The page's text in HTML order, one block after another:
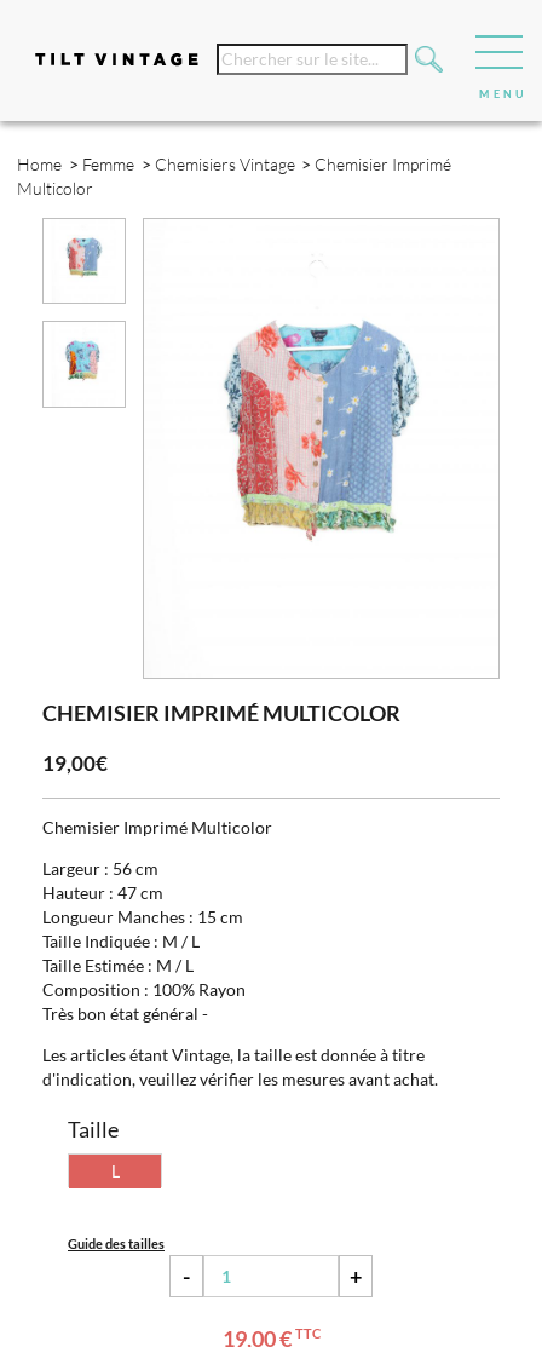
Home > Femme > Chemisiers Vintage > Chemisier Imprimé
Multicolor
CHEMISIER IMPRIMÉ MULTICOLOR
19,00€
Chemisier Imprimé Multicolor
Largeur : 56 cm
Hauteur : 47 cm
Longueur Manches : 15 cm
Taille Indiquée : M / L
Taille Estimée : M / L
Composition : 100% Rayon
Très bon état général -
Les articles étant Vintage, la taille est donnée à titre
d'indication, veuillez vérifier les mesures avant achat.
Taille
L
Guide des tailles
- +
19,00 € TTC